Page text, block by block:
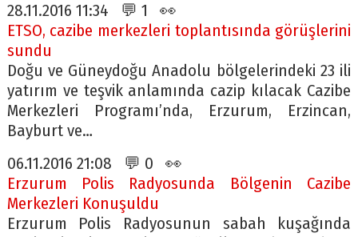
28.11.2016 11:34 💬 1 👀
ETSO, cazibe merkezleri toplantısında görüşlerini
sundu
Doğu ve Güneydoğu Anadolu bölgelerindeki 23 ili
yatırım ve teşvik anlamında cazip kılacak Cazibe
Merkezleri Programı’nda, Erzurum, Erzincan,
Bayburt ve…
06.11.2016 21:08 💬 0 👀
Erzurum Polis Radyosunda Bölgenin Cazibe
Merkezleri Konuşuldu
Erzurum Polis Radyosunun sabah kuşağında